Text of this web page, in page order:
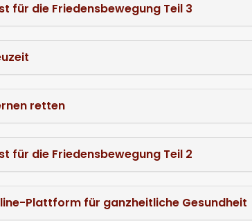
für die Friedensbewegung Teil 3
retten
für die Friedensbewegung Teil 2
Plattform für ganzheitliche Gesundheit